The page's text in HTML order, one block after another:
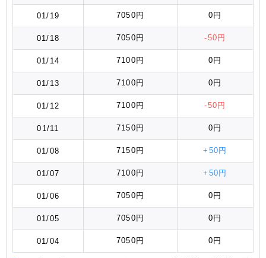
01/19 7050円 0円
01/18 7050円 -50円
01/14 7100円 0円
01/13 7100円 0円
01/12 7100円 -50円
01/11 7150円 0円
01/08 7150円 +50円
01/07 7100円 +50円
01/06 7050円 0円
01/05 7050円 0円
01/04 7050円 0円